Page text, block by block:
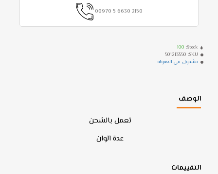
Stock:
100
SKU:
501213550
مشمول في العمولة
00970 5 6630 2150
الوصف
تعمل بالشحن
عدة الوان
التقييمات